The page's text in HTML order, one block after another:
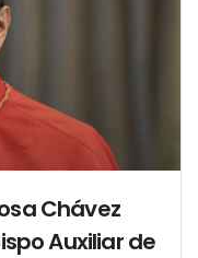
Chávez
Auxiliar de